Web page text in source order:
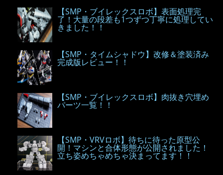
【SMP・ブイレックスロボ】表面処理完
了！大量の段差も1つずつ丁寧に処理してい
きました！！
【SMP・タイムシャドウ】改修＆塗装済み
完成版レビュー！！
【SMP・ブイレックスロボ】肉抜き穴埋め
パーツ一覧！！
【SMP・VRVロボ】待ちに待った原型公
開！マシンと合体形態が公開されました！
立ち姿めちゃめちゃ決まってます！！